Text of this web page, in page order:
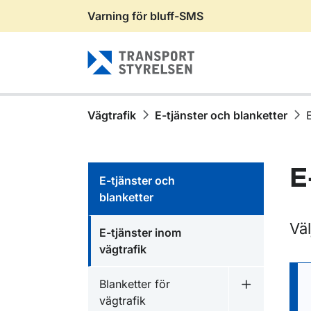
Gå till sidans innehåll
Varning för bluff-SMS
Vägtrafik E-tjänster och blanketter
E-tjänster och
blanketter
E-tjänster inom
vägtrafik
Blanketter för
vägtrafik
Undermeny